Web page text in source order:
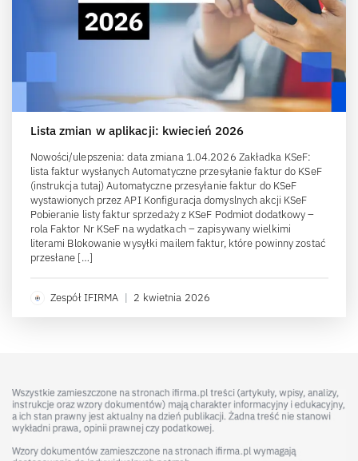
Lista zmian w aplikacji: kwiecień 2026
Nowości/ulepszenia: data zmiana 1.04.2026 Zakładka KSeF:
lista faktur wysłanych Automatyczne przesyłanie faktur do KSeF
(instrukcja tutaj) Automatyczne przesyłanie faktur do KSeF
wystawionych przez API Konfiguracja domyslnych akcji KSeF
Pobieranie listy faktur sprzedaży z KSeF Podmiot dodatkowy –
rola Faktor Nr KSeF na wydatkach – zapisywany wielkimi
literami Blokowanie wysyłki mailem faktur, które powinny zostać
przesłane […]
Zespół IFIRMA | 2 kwietnia 2026